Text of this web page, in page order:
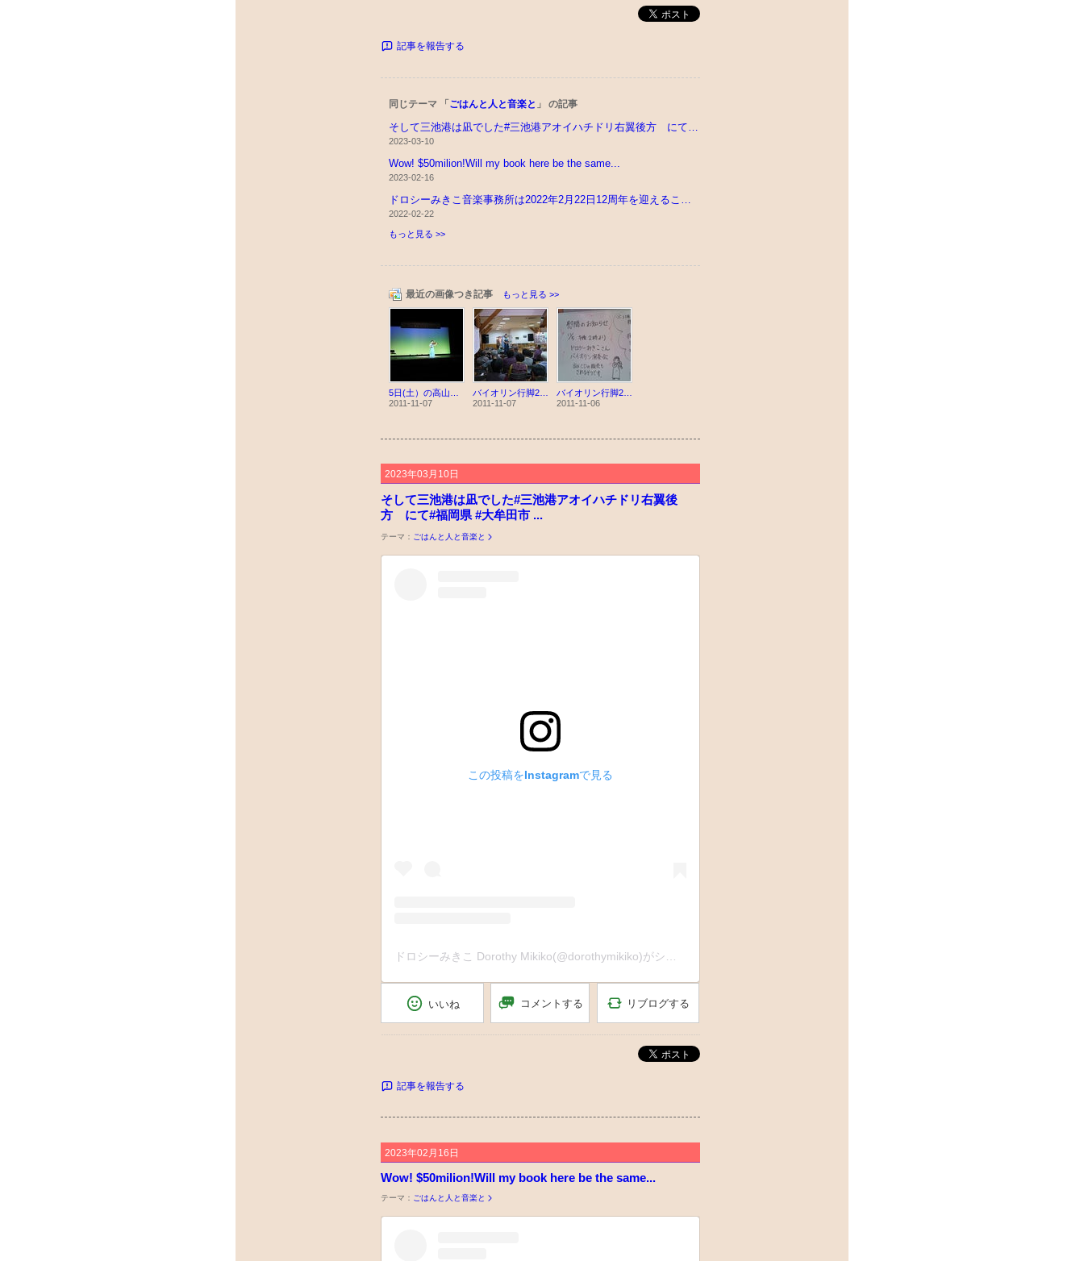
ポスト
記事を報告する
同じテーマ 「ごはんと人と音楽と 」 の記事
2023-03-10
Wow! $50milion!Will my book here be the same...
2023-02-16
2022-02-22
もっと見る >>
最近の画像つき記事 もっと見る >>
2011-11-07
2011-11-07
2011-11-06
2023年03月10日
そして三池港は凪でした#三池港アオイハチドリ右翼後
方 にて#福岡県 #大牟田市 ...
テーマ： ごはんと人と音楽と
この投稿をInstagramで見る
ドロシーみきこ Dorothy Mikiko(@dorothymikiko)がシェアした投稿
いいね コメントする リブログする
ポスト
記事を報告する
2023年02月16日
Wow! $50milion!Will my book here be the same...
テーマ： ごはんと人と音楽と